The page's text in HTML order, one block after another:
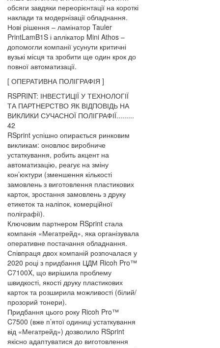
обсяги завдяки переорієнтації на короткі
наклади та модернізації обладнання.
Нові рішення – ламінатор Tauler
PrintLamB1S і аплікатор Mini Athos –
допомогли компанії усунути критичні
вузькі місця та зробити ще один крок до
повної автоматизації.
[ ОПЕРАТИВНА ПОЛІГРАФІЯ ]
RSPRINT: ІНВЕСТИЦІЇ У ТЕХНОЛОГІЇ
ТА ПАРТНЕРСТВО ЯК ВІДПОВІДЬ НА
ВИКЛИКИ СУЧАСНОЇ ПОЛІГРАФІЇ.........
42
RSprint успішно опирається ринковим
викликам: оновлює виробниче
устаткування, робить акцент на
автоматизацію, реагує на зміну
кон’юктури (зменшення кількості
замовлень з виготовлення пластикових
карток, зростання замовлень з друку
етикеток та наліпок, комерційної
поліграфії).
Ключовим партнером RSprint стала
компанія «Мегатрейд», яка організувала
оперативне постачання обладнання.
Співпраця двох компаній розпочалася у
2020 році з придбання ЦДМ Ricoh Pro™
C7100X, що вирішила проблему
швидкості, якості друку пластикових
карток та розширила можливості (білий/
прозорий тонери).
Придбання цього року Ricoh Pro™
C7500 (вже п’ятої одиниці устаткування
від «Мегатрейд») дозволило RSprint
якісно адаптуватися до виготовлення